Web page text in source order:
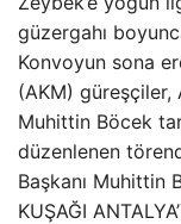
güzergahı
Konvoyun sona
(AKM) güreşçiler,
Muhittin Böcek
düzenlenen
Başkanı Muhittin
KUŞAĞI